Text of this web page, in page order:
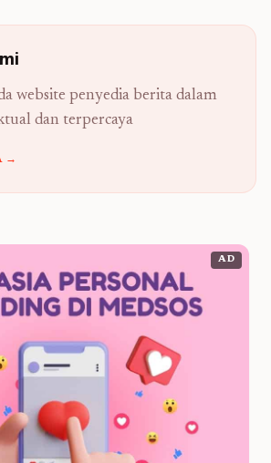
website penyedia berita dalam
dan terpercaya
→
AD